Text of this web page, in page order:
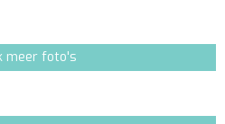
meer foto's